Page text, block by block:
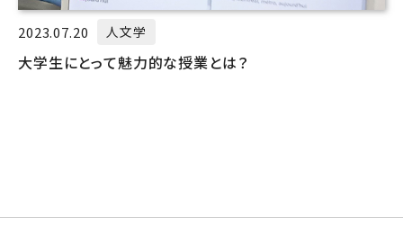
2023.07.20 人文学
大学生にとって魅力的な授業とは？